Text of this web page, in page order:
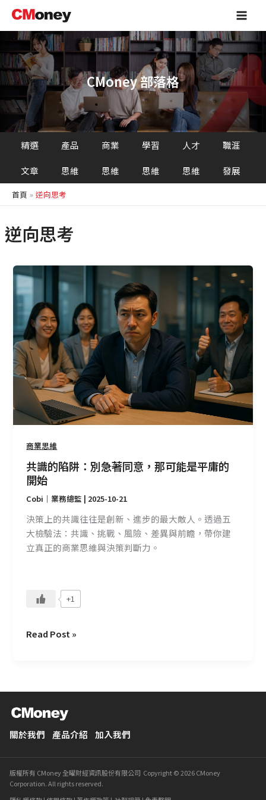
主
容
Main
CMoney 部落格
精選
文章
產品
思維
商業
思維
學習
思維
人才
思維
職涯
發展
首頁 逆向思考
逆向思考
商業思維
共識的陷阱：別急著同意，那可能是平庸的
開始
Cobi｜業務總監 | 2025-10-21
決策上的共識往往是創新、進步的最大敵人。透過五
大檢驗法：共識、挑戰、風險、差異與前瞻，帶你建
立真正的商業思維與決策判斷力。
+1
識
陷
阱：
別
急
著
同
意，
那
可
能
平
庸
的
開
始
Read Post »
關於我們 產品介紹 加入我們
版權所有 CMoney 全曜財經資訊股份有限公司 Copyright © 2026 CMoney
Corporation. All rights reserved.